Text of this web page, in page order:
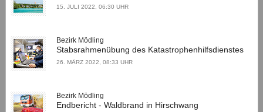
15. JULI 2022, 06:30 UHR
Bezirk Mödling
Stabsrahmenübung des Katastrophenhilfsdienstes
26. MÄRZ 2022, 08:33 UHR
Bezirk Mödling
Endbericht - Waldbrand in Hirschwang